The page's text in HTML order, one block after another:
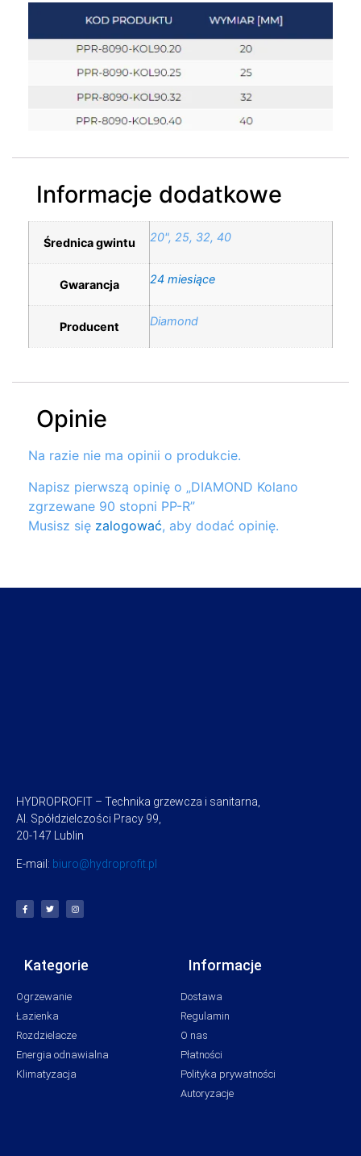
Informacje dodatkowe
Średnica gwintu 20", 25, 32, 40
Gwarancja 24 miesiące
Producent Diamond
Opinie
Na razie nie ma opinii o produkcie.
Napisz pierwszą opinię o „DIAMOND Kolano
zgrzewane 90 stopni PP-R”
Musisz się zalogować, aby dodać opinię.
HYDROPROFIT – Technika grzewcza i sanitarna,
Al. Spółdzielczości Pracy 99,
20-147 Lublin
E-mail: biuro@hydroprofit.pl
Kategorie
Ogrzewanie
Łazienka
Rozdzielacze
Energia odnawialna
Klimatyzacja
Informacje
Dostawa
Regulamin
O nas
Płatności
Polityka prywatności
Autoryzacje